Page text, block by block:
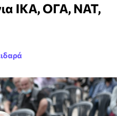
ΙΚΑ, ΟΓΑ, ΝΑΤ,